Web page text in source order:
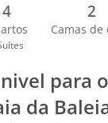
4 2
Camas de
para
da